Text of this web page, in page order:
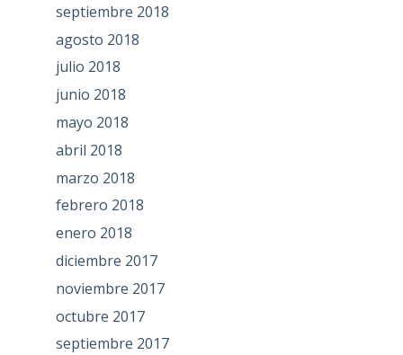
septiembre 2018
agosto 2018
julio 2018
junio 2018
mayo 2018
abril 2018
marzo 2018
febrero 2018
enero 2018
diciembre 2017
noviembre 2017
octubre 2017
septiembre 2017